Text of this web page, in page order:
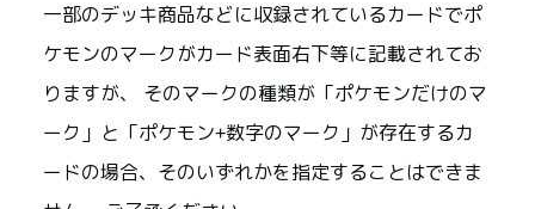
一部のデッキ商品などに収録されているカードでポ
ケモンのマークがカード表面右下等に記載されてお
りますが、 そのマークの種類が「ポケモンだけのマ
ーク」と「ポケモン+数字のマーク」が存在するカ
ードの場合、そのいずれかを指定することはできま